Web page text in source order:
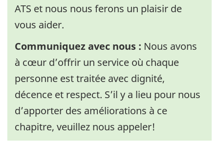
ATS et nous nous ferons un plaisir de
vous aider.
Communiquez avec nous : Nous avons
à cœur d’offrir un service où chaque
personne est traitée avec dignité,
décence et respect. S’il y a lieu pour nous
d’apporter des améliorations à ce
chapitre, veuillez nous appeler!